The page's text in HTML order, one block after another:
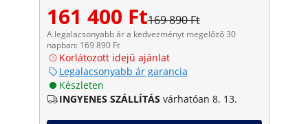
161 400 Ft169 890 Ft
A legalacsonyabb ár a kedvezményt megelőző 30
napban: 169 890 Ft
Korlátozott idejű ajánlat
Legalacsonyabb ár garancia
Készleten
INGYENES SZÁLLÍTÁS várhatóan 8. 13.